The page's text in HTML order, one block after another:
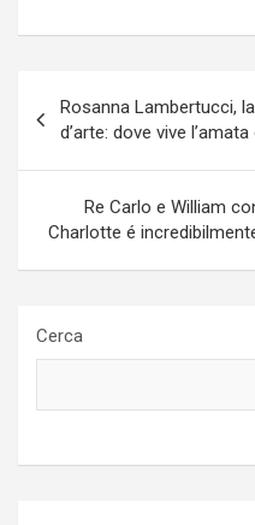
articoli
Rosanna Lambertucci,
d’arte: dove vive
Re Carlo e William
Charlotte é
Cerca